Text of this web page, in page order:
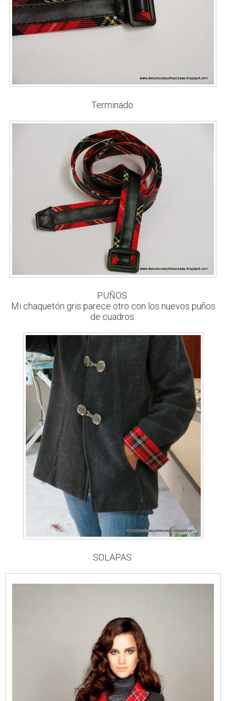
Terminado:
PUÑOS
Mi chaquetón gris parece otro con los nuevos puños
de cuadros:
SOLAPAS